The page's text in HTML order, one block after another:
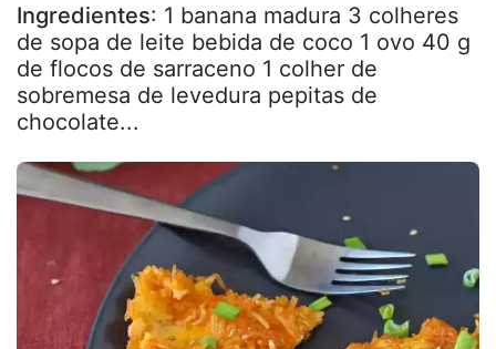
Ingredientes: 1 banana madura 3 colheres
de sopa de leite bebida de coco 1 ovo 40 g
de flocos de sarraceno 1 colher de
sobremesa de levedura pepitas de
chocolate...